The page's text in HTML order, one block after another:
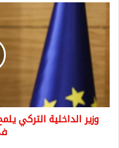
الداخلية
التركي
يلمح
تجنيس
العمال
السوريين
في
تركياوزير الداخلية التركي